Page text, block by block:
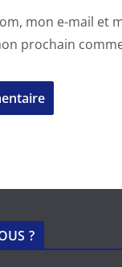
mon e-mail et
prochain
?